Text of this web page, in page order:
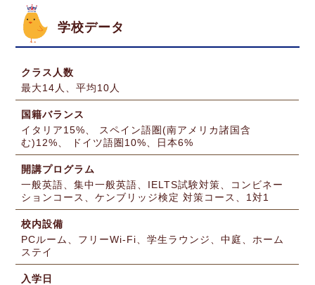
学校データ
クラス人数
最大14人、平均10人
国籍バランス
イタリア15%、 スペイン語圏(南アメリカ諸国含
む)12%、 ドイツ語圏10%、日本6%
開講プログラム
一般英語、集中一般英語、IELTS試験対策、コンビネー
ションコース、ケンブリッジ検定 対策コース、1対1
校内設備
PCルーム、フリーWi-Fi、学生ラウンジ、中庭、ホーム
ステイ
入学日